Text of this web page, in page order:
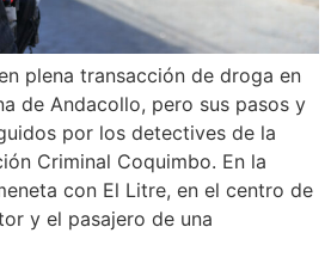
plena transacción de droga en
de Andacollo, pero sus pasos y
por los detectives de la
Criminal Coquimbo. En la
con El Litre, en el centro de
y el pasajero de una